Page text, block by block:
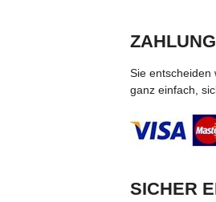
Sie entscheiden
ganz einfach,
SICHER